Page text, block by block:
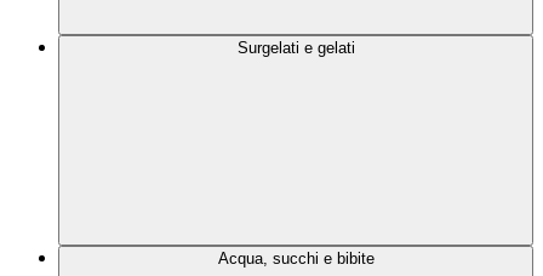
Surgelati e gelati
Acqua, succhi e bibite